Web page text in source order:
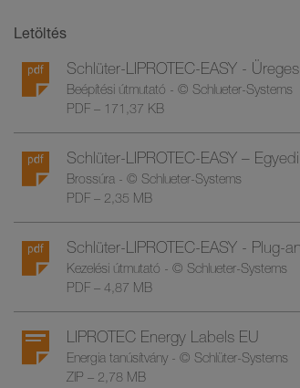
Letöltés
Schlüter-LIPROTEC-EASY -
Beépítési útmutató - © Schlueter-Systems
PDF – 171,37 KB
Schlüter-LIPROTEC-EASY –
Brossúra - © Schlueter-Systems
PDF – 2,35 MB
Schlüter-LIPROTEC-EASY - Plug-
Kezelési útmutató - © Schlueter-Systems
PDF – 4,87 MB
LIPROTEC Energy Labels EU
Energia tanúsítvány - © Schlüter-Systems
ZIP – 2,78 MB